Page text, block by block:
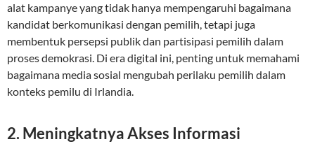
alat kampanye yang tidak hanya mempengaruhi bagaimana
kandidat berkomunikasi dengan pemilih, tetapi juga
membentuk persepsi publik dan partisipasi pemilih dalam
proses demokrasi. Di era digital ini, penting untuk memahami
bagaimana media sosial mengubah perilaku pemilih dalam
konteks pemilu di Irlandia.
2. Meningkatnya Akses Informasi